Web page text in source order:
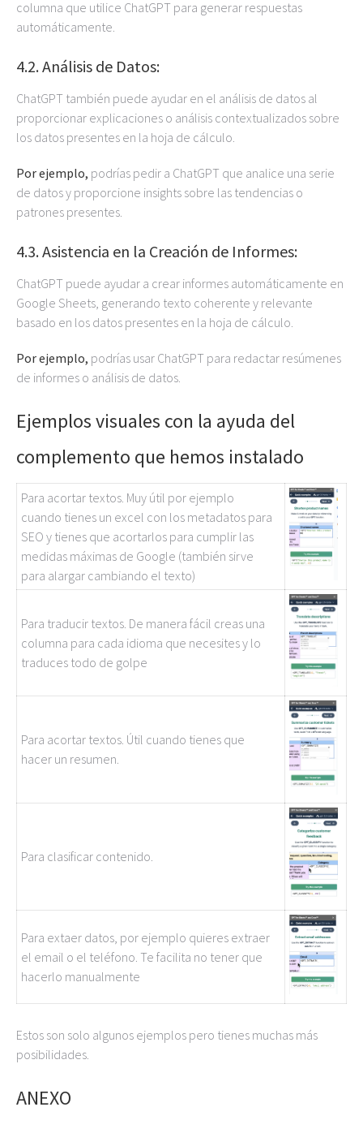
columna que utilice ChatGPT para generar respuestas
automáticamente.
4.2. Análisis de Datos:
ChatGPT también puede ayudar en el análisis de datos al
proporcionar explicaciones o análisis contextualizados sobre
los datos presentes en la hoja de cálculo.
Por ejemplo, podrías pedir a ChatGPT que analice una serie
de datos y proporcione insights sobre las tendencias o
patrones presentes.
4.3. Asistencia en la Creación de Informes:
ChatGPT puede ayudar a crear informes automáticamente en
Google Sheets, generando texto coherente y relevante
basado en los datos presentes en la hoja de cálculo.
Por ejemplo, podrías usar ChatGPT para redactar resúmenes
de informes o análisis de datos.
Ejemplos visuales con la ayuda del
complemento que hemos instalado
Para acortar textos. Muy útil por ejemplo
cuando tienes un excel con los metadatos para
SEO y tienes que acortarlos para cumplir las
medidas máximas de Google (también sirve
para alargar cambiando el texto)
Para traducir textos. De manera fácil creas una
columna para cada idioma que necesites y lo
traduces todo de golpe
Para acortar textos. Útil cuando tienes que
hacer un resumen.
Para clasificar contenido.
Para extaer datos, por ejemplo quieres extraer
el email o el teléfono. Te facilita no tener que
hacerlo manualmente
Estos son solo algunos ejemplos pero tienes muchas más
posibilidades.
ANEXO